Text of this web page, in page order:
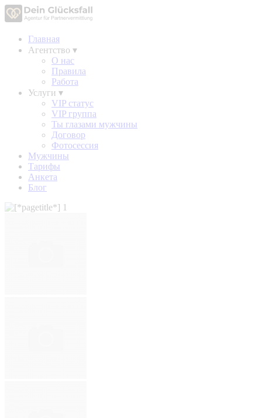
Главная
Агентство ▾
О нас
Правила
Работа
Услуги ▾
VIP статус
VIP группа
Ты глазами мужчины
Договор
Фотосессия
Мужчины
Тарифы
Анкета
Блог